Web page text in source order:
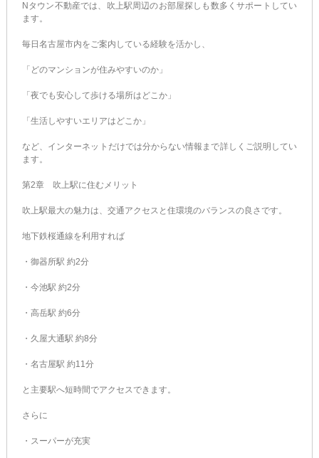
Nタウン不動産では、吹上駅周辺のお部屋探しも数多くサポートしてい
ます。
毎日名古屋市内をご案内している経験を活かし、
「どのマンションが住みやすいのか」
「夜でも安心して歩ける場所はどこか」
「生活しやすいエリアはどこか」
など、インターネットだけでは分からない情報まで詳しくご説明してい
ます。
第2章 吹上駅に住むメリット
吹上駅最大の魅力は、交通アクセスと住環境のバランスの良さです。
地下鉄桜通線を利用すれば
・御器所駅 約2分
・今池駅 約2分
・高岳駅 約6分
・久屋大通駅 約8分
・名古屋駅 約11分
と主要駅へ短時間でアクセスできます。
さらに
・スーパーが充実